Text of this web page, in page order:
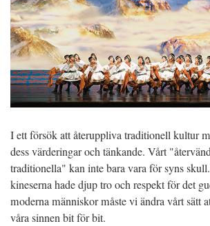
I ett försök att återuppliva traditionell kultur
dess värderingar och tänkande. Vårt
traditionella" kan inte bara vara för syns
kineserna hade djup tro och respekt för det
moderna människor måste vi ändra vårt sätt
våra sinnen bit för bit.